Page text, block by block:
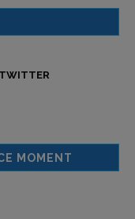
TWITTER
MOMENT